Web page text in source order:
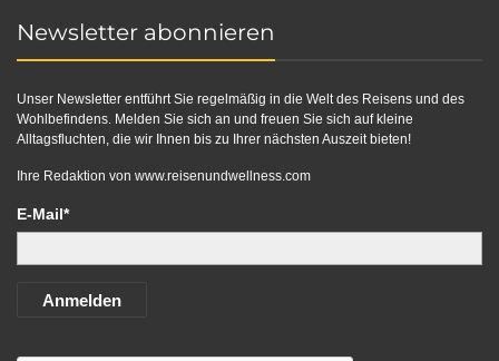
Newsletter abonnieren
Unser Newsletter entführt Sie regelmäßig in die Welt des Reisens und des
Wohlbefindens. Melden Sie sich an und freuen Sie sich auf kleine
Alltagsfluchten, die wir Ihnen bis zu Ihrer nächsten Auszeit bieten!
Ihre Redaktion von www.reisenundwellness.com
E-Mail*
Anmelden